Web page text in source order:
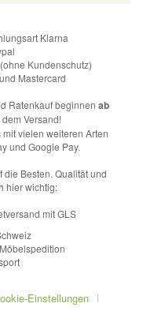
Ratenkauf beginnen ab
Versand!
vielen weiteren Arten
und Google Pay.
die Besten. Qualität und
hier wichtig:
Einstellungen